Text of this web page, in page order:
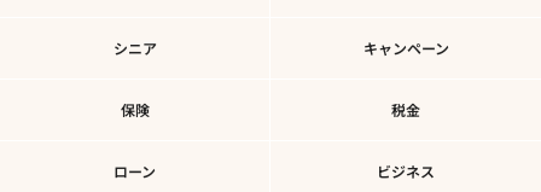
シニア キャンペーン
保険 税金
ローン ビジネス